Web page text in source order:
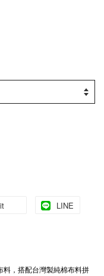
LINE
料，搭配台灣製純棉布料拼